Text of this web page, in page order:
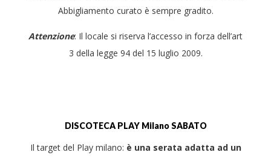
Abbigliamento curato è sempre gradito.
Attenzione: Il locale si riserva l’accesso in forza dell’art
3 della legge 94 del 15 luglio 2009.
DISCOTECA PLAYMilano SABATO
Il target del Play milano: è una serata adatta ad un